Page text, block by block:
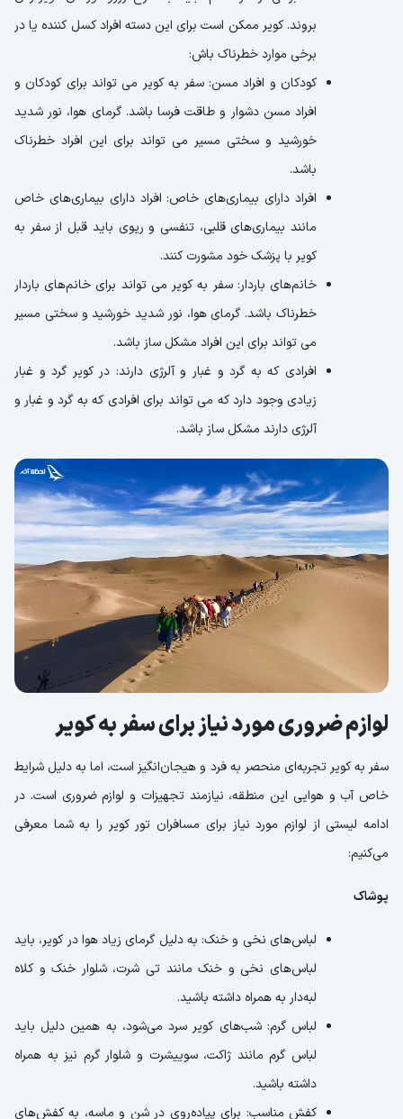
بروند. کویر ممکن است برای این دسته افراد کسل کننده یا در
برخی موارد خطرناک باش:
کودکان و افراد مسن: سفر به کویر می تواند برای کودکان و
افراد مسن دشوار و طاقت فرسا باشد. گرمای هوا، نور شدید
خورشید و سختی مسیر می تواند برای این افراد خطرناک
باشد.
افراد دارای بیماری‌های خاص: افراد دارای بیماری‌های خاص
مانند بیماری‌های قلبی، تنفسی و ریوی باید قبل از سفر به
کویر با پزشک خود مشورت کنند.
خانم‌های باردار: سفر به کویر می تواند برای خانم‌های باردار
خطرناک باشد. گرمای هوا، نور شدید خورشید و سختی مسیر
می تواند برای این افراد مشکل ساز باشد.
افرادی که به گرد و غبار و آلرژی دارند: در کویر گرد و غبار
زیادی وجود دارد که می تواند برای افرادی که به گرد و غبار و
آلرژی دارند مشکل ساز باشد.
لوازم ضروری مورد نیاز برای سفر به کویر
سفر به کویر تجربه‌ای منحصر به فرد و هیجان‌انگیز است، اما به دلیل شرایط
خاص آب و هوایی این منطقه، نیازمند تجهیزات و لوازم ضروری است. در
ادامه لیستی از لوازم مورد نیاز برای مسافران تور کویر را به شما معرفی
می‌کنیم:
پوشاک
لباس‌های نخی و خنک: به دلیل گرمای زیاد هوا در کویر، باید
لباس‌های نخی و خنک مانند تی شرت، شلوار خنک و کلاه
لبه‌دار به همراه داشته باشید.
لباس گرم: شب‌های کویر سرد می‌شود، به همین دلیل باید
لباس گرم مانند ژاکت، سوییشرت و شلوار گرم نیز به همراه
داشته باشید.
کفش مناسب: برای پیاده‌روی در شن و ماسه، به کفش‌های